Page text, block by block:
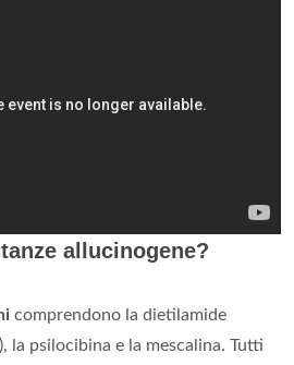
allucinogene?
comprendono la dietilamide
la psilocibina e la mescalina. Tutti